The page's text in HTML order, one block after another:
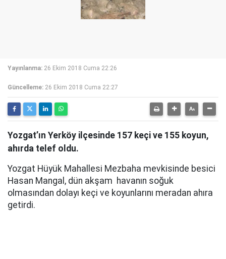
Yayınlanma: 26 Ekim 2018 Cuma 22:26
Güncelleme: 26 Ekim 2018 Cuma 22:27
Yozgat’ın Yerköy ilçesinde 157 keçi ve 155 koyun,
ahırda telef oldu.
Yozgat Hüyük Mahallesi Mezbaha mevkisinde besici
Hasan Mangal, dün akşam havanın soğuk
olmasından dolayı keçi ve koyunlarını meradan ahıra
getirdi.